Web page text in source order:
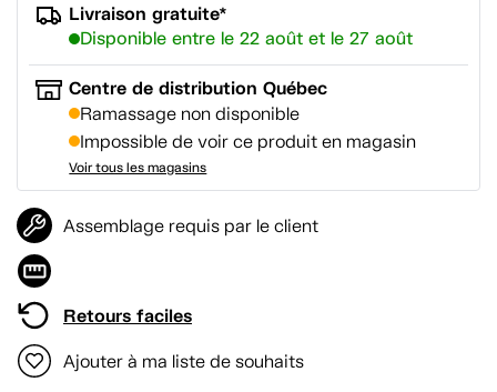
Livraison gratuite*
Disponible entre le 22 août et le 27 août
Centre de distribution Québec
Ramassage non disponible
Impossible de voir ce produit en magasin
Voir tous les magasins
Assemblage requis par le client
Retours faciles
Ajouter à ma liste de souhaits